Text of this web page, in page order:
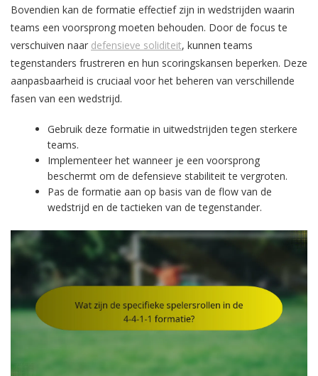
Bovendien kan de formatie effectief zijn in wedstrijden waarin
teams een voorsprong moeten behouden. Door de focus te
verschuiven naar defensieve soliditeit, kunnen teams
tegenstanders frustreren en hun scoringskansen beperken. Deze
aanpasbaarheid is cruciaal voor het beheren van verschillende
fasen van een wedstrijd.
Gebruik deze formatie in uitwedstrijden tegen sterkere
teams.
Implementeer het wanneer je een voorsprong
beschermt om de defensieve stabiliteit te vergroten.
Pas de formatie aan op basis van de flow van de
wedstrijd en de tactieken van de tegenstander.